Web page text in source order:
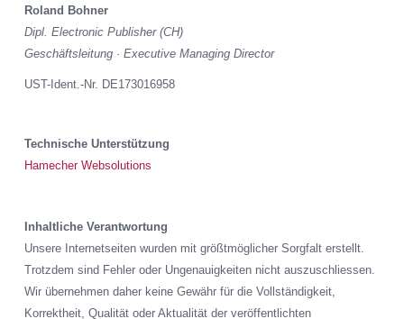
Roland Bohner
Dipl. Electronic Publisher (CH)
Geschäftsleitung · Executive Managing Director
UST-Ident.-Nr. DE173016958
Technische Unterstützung
Hamecher Websolutions
Inhaltliche Verantwortung
Unsere Internetseiten wurden mit größtmöglicher Sorgfalt erstellt.
Trotzdem sind Fehler oder Ungenauigkeiten nicht auszuschliessen.
Wir übernehmen daher keine Gewähr für die Vollständigkeit,
Korrektheit, Qualität oder Aktualität der veröffentlichten